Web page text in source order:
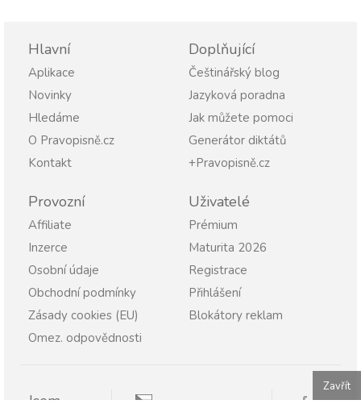
Hlavní
Aplikace
Novinky
Hledáme
O Pravopisně.cz
Kontakt
Doplňující
Češtinářský blog
Jazyková poradna
Jak můžete pomoci
Generátor diktátů
+Pravopisně.cz
Provozní
Affiliate
Inzerce
Osobní údaje
Obchodní podmínky
Zásady cookies (EU)
Omez. odpovědnosti
Uživatelé
Prémium
Maturita 2026
Registrace
Přihlášení
Blokátory reklam
Zavřít